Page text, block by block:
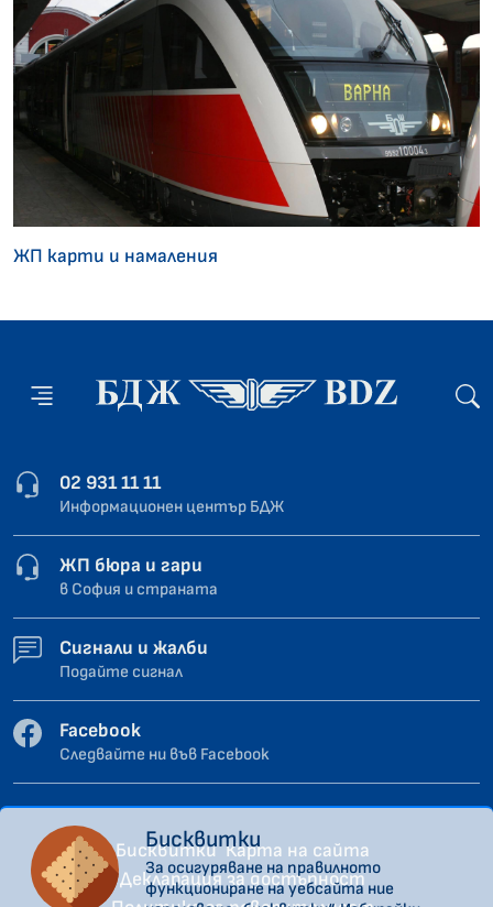
ЖП карти и намаления
02 931 11 11
Информационен център БДЖ
ЖП бюра и гари
в София и страната
Сигнали и жалби
Подайте сигнал
Facebook
Следвайте ни във Facebook
Бисквитки Карта на сайта
Декларация за достъпност
Бисквитки
За осигуряване на правилното
функциониране на уебсайта ние